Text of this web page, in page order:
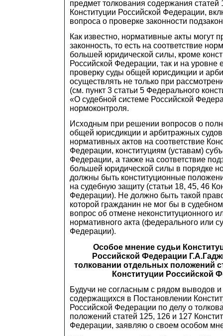
предмет толкования содержания статей
Конституции Российской Федерации,
вопроса о проверке законности
Как известно, нормативные акты могут
законность, то есть на соответствие
большей юридической силы, кроме
Российской Федерации, так и на уровне
проверку суды общей юрисдикции и
осуществлять не только при
(см. пункт 3 статьи 5 Федерального
«О судебной системе Российской
нормоконтроля.
Исходным при решении вопросов о
общей юрисдикции и арбитражных
нормативных актов на соответствие
Федерации, конституциям (уставам)
Федерации, а также на соответствие
большей юридической силы в порядке
должны быть конституционные
на судебную защиту (статьи 18, 45, 46
Федерации). Не должно быть такой
которой гражданин не мог бы в
вопрос об отмене неконституционного
нормативного акта (федерального или
Федерации).
Особое мнение судьи
Российской Федерации
толковании отдельных положений
Конституции Российской
Будучи не согласным с рядом выводов
содержащихся в Постановлении
Российской Федерации по делу о
положений статей 125, 126 и 127
Федерации, заявляю о своем особом